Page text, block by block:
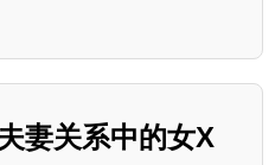
妻关系中的女X